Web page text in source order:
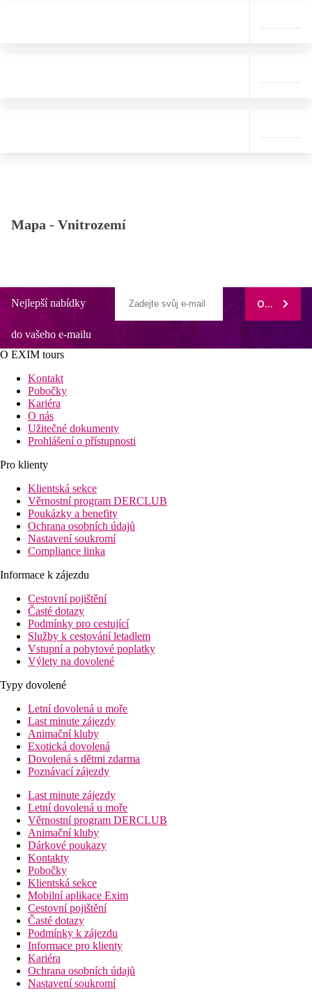
Mapa - Vnitrozemí
Nejlepší nabídky
do vašeho e-mailu
ODEBÍRAT
O EXIM tours
Kontakt
Pobočky
Kariéra
O nás
Užitečné dokumenty
Prohlášení o přístupnosti
Pro klienty
Klientská sekce
Věrnostní program DERCLUB
Poukázky a benefity
Ochrana osobních údajů
Nastavení soukromí
Compliance linka
Informace k zájezdu
Cestovní pojištění
Časté dotazy
Podmínky pro cestující
Služby k cestování letadlem
Vstupní a pobytové poplatky
Výlety na dovolené
Typy dovolené
Letní dovolená u moře
Last minute zájezdy
Animační kluby
Exotická dovolená
Dovolená s dětmi zdarma
Poznávací zájezdy
Last minute zájezdy
Letní dovolená u moře
Věrnostní program DERCLUB
Animační kluby
Dárkové poukazy
Kontakty
Pobočky
Klientská sekce
Mobilní aplikace Exim
Cestovní pojištění
Časté dotazy
Podmínky k zájezdu
Informace pro klienty
Kariéra
Ochrana osobních údajů
Nastavení soukromí